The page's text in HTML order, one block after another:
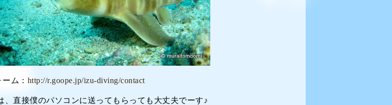
ム： http://r.goope.jp/izu-diving/contact
、直接僕のパソコンに送ってもらっても大丈夫でーす♪